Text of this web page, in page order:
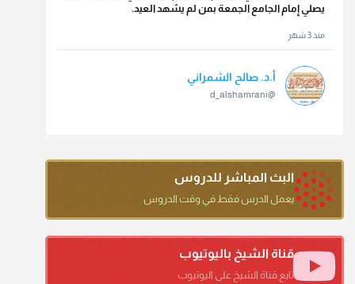
يصلي إمام الجامع الجمعة بمن لم يشهد العيد.
منذ 3 شهر
أ.د. صالح الشمراني
@d_alshamrani
ما كنت أظن أن الله بقي يخلق مثلك.
أ.د. صالح الشمراني
البث المباشر للدروس
يعمل الدرس فقط في وقت الدروس
قناة الشيخ باليوتيوب
تابع قناة الشيخ على اليوتيوب